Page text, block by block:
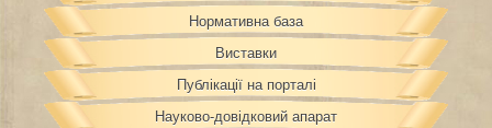
Нормативна база
Виставки
Публікації на порталі
Науково-довідковий апарат